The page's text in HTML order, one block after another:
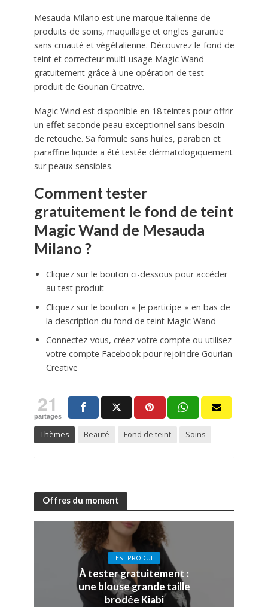
Mesauda Milano est une marque italienne de
produits de soins, maquillage et ongles garantie
sans cruauté et végétalienne. Découvrez le fond de
teint et correcteur multi-usage Magic Wand
gratuitement grâce à une opération de test
produit de Gourian Creative.
Magic Wind est disponible en 18 teintes pour offrir
un effet seconde peau exceptionnel sans besoin
de retouche. Sa formule sans huiles, paraben et
paraffine liquide a été testée dérmatologiquement
sur peaux sensibles.
Comment tester
gratuitement le fond de teint
Magic Wand de Mesauda
Milano ?
Cliquez sur le bouton ci-dessous pour accéder
au test produit
Cliquez sur le bouton « Je participe » en bas de
la description du fond de teint Magic Wand
Connectez-vous, créez votre compte ou utilisez
votre compte Facebook pour rejoindre Gourian
Creative
21
partages
Thèmes Beauté Fond de teint Soins
Offres du moment
TEST PRODUIT
À tester gratuitement :
une blouse grande taille
brodée Kiabi